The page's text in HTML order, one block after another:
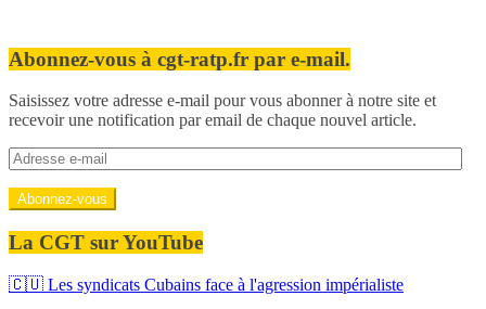
Abonnez-vous à cgt-ratp.fr par e-mail.
Saisissez votre adresse e-mail pour vous abonner à notre site et
recevoir une notification par email de chaque nouvel article.
Adresse
e-
mail
Abonnez-vous
La CGT sur YouTube
🇨🇺 Les syndicats Cubains face à l'agression impérialiste